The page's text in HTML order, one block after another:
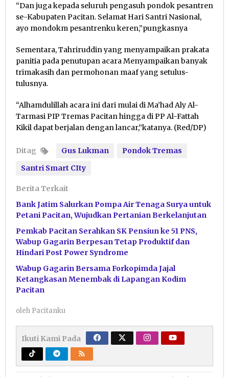
“Dan juga kepada seluruh pengasuh pondok pesantren
se-Kabupaten Pacitan. Selamat Hari Santri Nasional,
ayo mondokm pesantrenku keren,”pungkasnya
Sementara, Tahriruddin yang menyampaikan prakata
panitia pada penutupan acara Menyampaikan banyak
trimakasih dan permohonan maaf yang setulus-
tulusnya.
“Alhamdulillah acara ini dari mulai di Ma’had Aly Al-
Tarmasi PIP Tremas Pacitan hingga di PP Al-Fattah
Kikil dapat berjalan dengan lancar,”katanya. (Red/DP)
Ditag Gus Lukman
Pondok Tremas
Santri Smart CIty
Berita Terkait
Bank Jatim Salurkan Pompa Air Tenaga Surya untuk
Petani Pacitan, Wujudkan Pertanian Berkelanjutan
Pemkab Pacitan Serahkan SK Pensiun ke 51 PNS,
Wabup Gagarin Berpesan Tetap Produktif dan
Hindari Post Power Syndrome
Wabup Gagarin Bersama Forkopimda Jajal
Ketangkasan Menembak di Lapangan Kodim
Pacitan
oleh Pacitanku
Ikuti Kami Pada